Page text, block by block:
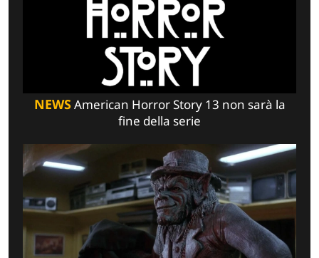
NEWSAmerican Horror Story 13 non sarà la
fine della serie